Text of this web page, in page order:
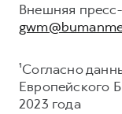
Внешняя
¹Согласно
Европейского
2023 года